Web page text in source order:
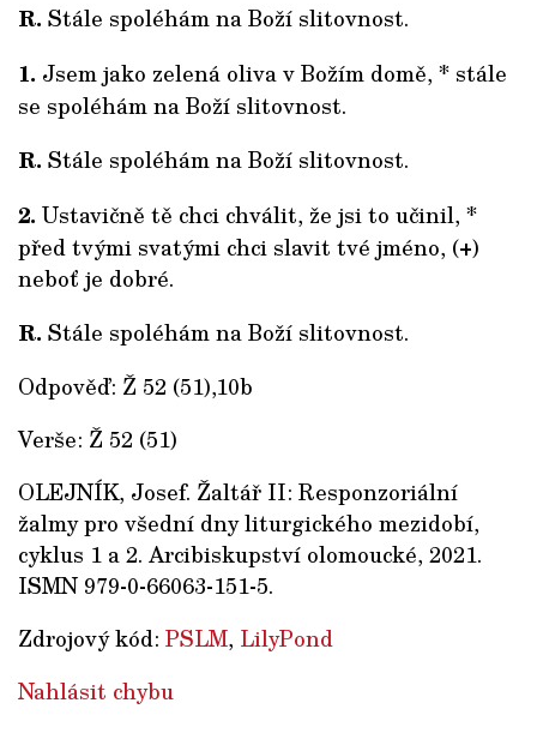
R. Stále spoléhám na Boží slitovnost.
1. Jsem jako zelená oliva v Božím domě, * stále
se spoléhám na Boží slitovnost.
R. Stále spoléhám na Boží slitovnost.
2. Ustavičně tě chci chválit, že jsi to učinil, *
před tvými svatými chci slavit tvé jméno, (+)
neboť je dobré.
R. Stále spoléhám na Boží slitovnost.
Odpověď: Ž 52 (51),10b
Verše: Ž 52 (51)
OLEJNÍK, Josef. Žaltář II: Responzoriální
žalmy pro všední dny liturgického mezidobí,
cyklus 1 a 2. Arcibiskupství olomoucké, 2021.
ISMN 979-0-66063-151-5.
Zdrojový kód: PSLM, LilyPond
Nahlásit chybu